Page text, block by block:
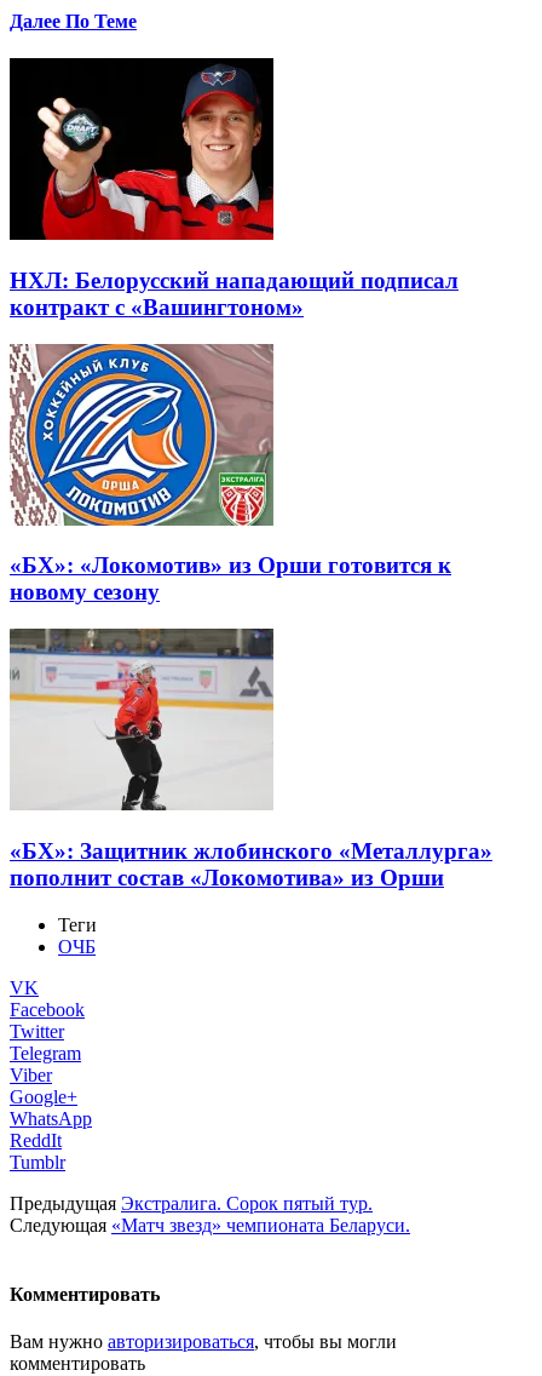
Далее По Теме
НХЛ: Белорусский нападающий подписал
контракт с «Вашингтоном»
«БХ»: «Локомотив» из Орши готовится к
новому сезону
«БХ»: Защитник жлобинского «Металлурга»
пополнит состав «Локомотива» из Орши
Теги
ОЧБ
VK
Facebook
Twitter
Telegram
Viber
Google+
WhatsApp
ReddIt
Tumblr
Предыдущая Экстралига. Сорок пятый тур.
Следующая «Матч звезд» чемпионата Беларуси.
Комментировать
Вам нужно авторизироваться, чтобы вы могли
комментировать